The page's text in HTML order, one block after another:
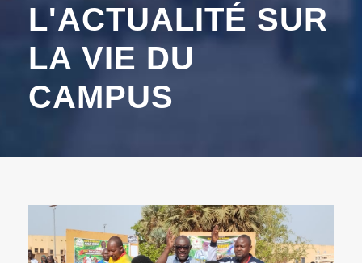
L'ACTUALITÉ SUR
LA VIE DU
CAMPUS